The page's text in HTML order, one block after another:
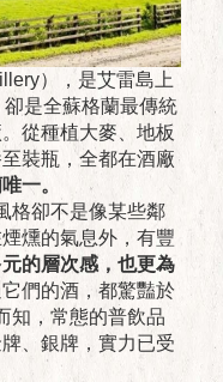
），是艾雷島上
是全蘇格蘭最傳統
從種植大麥、地板
裝瓶，全都在酒廠
一。
格卻不是像某些鄰
燻的氣息外，有豐
的層次感，也更為
們的酒，都驚豔於
知，常態的普飲品
、銀牌，實力已受